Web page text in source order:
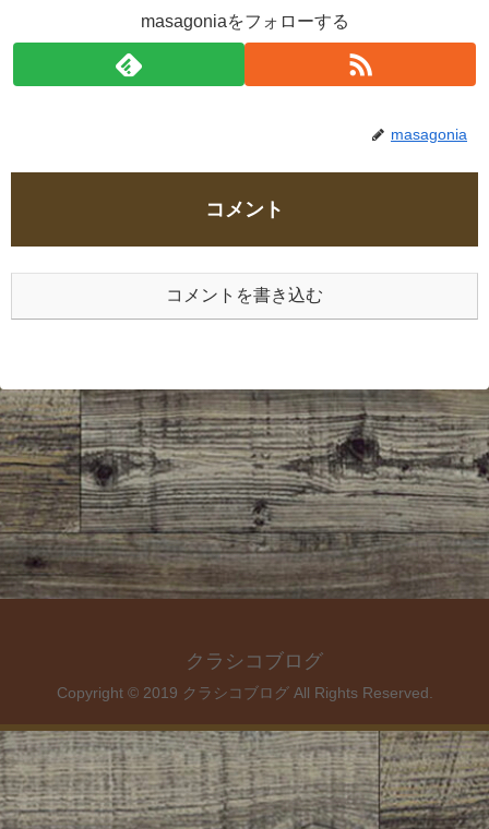
masagoniaをフォローする
masagonia
コメント
コメントを書き込む
クラシコブログ
Copyright © 2019 クラシコブログ All Rights Reserved.